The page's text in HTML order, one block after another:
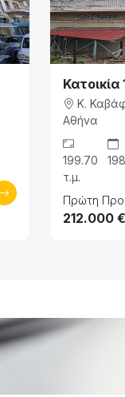
Κ.
Αθήνα
199.70
τ.μ.
Πρώτη
212.000 €